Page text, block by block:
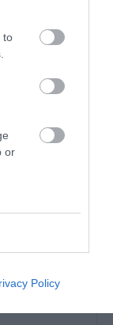
to
or
Policy
πεδία